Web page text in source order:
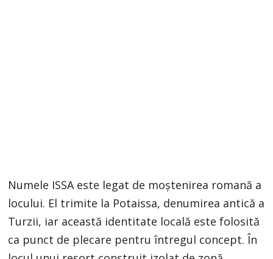
Numele ISSA este legat de moștenirea romană a
locului. El trimite la Potaissa, denumirea antică a
Turzii, iar această identitate locală este folosită
ca punct de plecare pentru întregul concept. În